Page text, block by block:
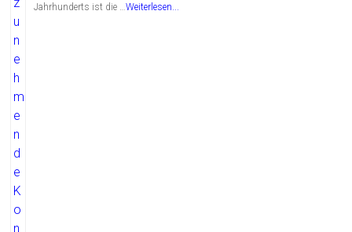
Jahrhunderts ist die …Weiterlesen...